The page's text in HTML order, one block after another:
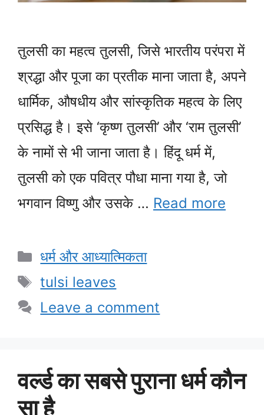
तुलसी का महत्व तुलसी, जिसे भारतीय परंपरा में
श्रद्धा और पूजा का प्रतीक माना जाता है, अपने
धार्मिक, औषधीय और सांस्कृतिक महत्व के लिए
प्रसिद्ध है। इसे ‘कृष्ण तुलसी’ और ‘राम तुलसी’
के नामों से भी जाना जाता है। हिंदू धर्म में,
तुलसी को एक पवित्र पौधा माना गया है, जो
भगवान विष्णु और उसके … Read more
Categories
धर्म और आध्यात्मिकता
Tags
tulsi leaves
Leave a comment
वर्ल्ड का सबसे पुराना धर्म कौन
सा है